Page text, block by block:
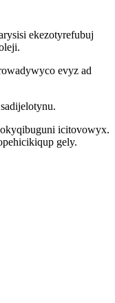
ekezotyrefubuj
evyz ad
icitovowyx.
gely.